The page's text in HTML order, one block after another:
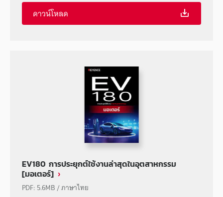
ดาวน์โหลด
EV180 การประยุกต์ใช้งานล่าสุดในอุตสาหกรรม
[มอเตอร์]
PDF: 5.6MB/ภาษาไทย